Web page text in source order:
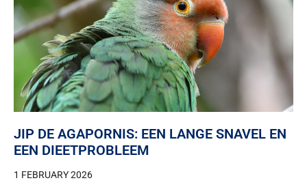
JIP DE AGAPORNIS: EEN LANGE SNAVEL EN
EEN DIEETPROBLEEM
1 FEBRUARY 2026